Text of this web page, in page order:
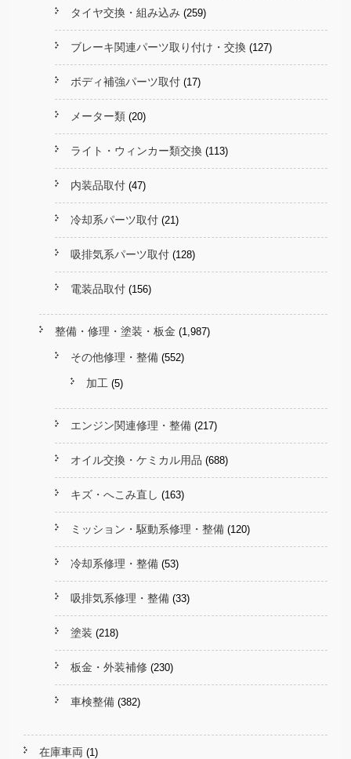
タイヤ交換・組み込み (259)
ブレーキ関連パーツ取り付け・交換 (127)
ボディ補強パーツ取付 (17)
メーター類 (20)
ライト・ウィンカー類交換 (113)
内装品取付 (47)
冷却系パーツ取付 (21)
吸排気系パーツ取付 (128)
電装品取付 (156)
整備・修理・塗装・板金 (1,987)
その他修理・整備 (552)
加工 (5)
エンジン関連修理・整備 (217)
オイル交換・ケミカル用品 (688)
キズ・へこみ直し (163)
ミッション・駆動系修理・整備 (120)
冷却系修理・整備 (53)
吸排気系修理・整備 (33)
塗装 (218)
板金・外装補修 (230)
車検整備 (382)
在庫車両 (1)